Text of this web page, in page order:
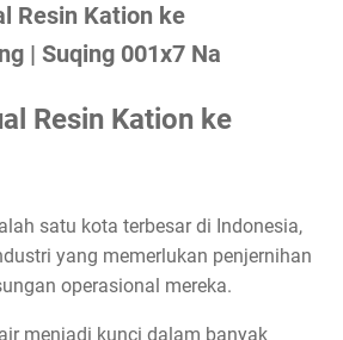
Resin Kation ke
| Suqing 001x7 Na
Resin Kation ke
satu kota terbesar di Indonesia,
yang memerlukan penjernihan
operasional mereka.
menjadi kunci dalam banyak